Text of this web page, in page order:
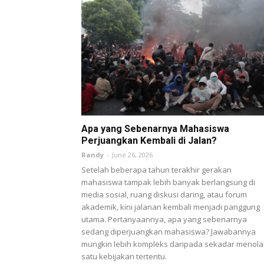
Apa yang Sebenarnya Mahasiswa
Perjuangkan Kembali di Jalan?
Randy - June 26, 2026
Setelah beberapa tahun terakhir gerakan
mahasiswa tampak lebih banyak berlangsung di
media sosial, ruang diskusi daring, atau forum
akademik, kini jalanan kembali menjadi panggung
utama. Pertanyaannya, apa yang sebenarnya
sedang diperjuangkan mahasiswa? Jawabannya
mungkin lebih kompleks daripada sekadar
satu kebijakan tertentu.